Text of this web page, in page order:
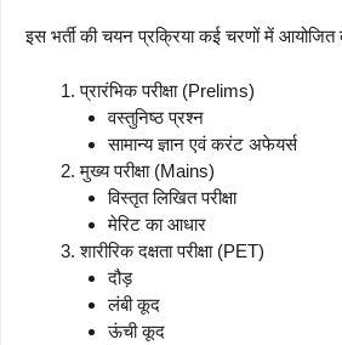
इस भर्ती की चयन प्रक्रिया कई चरणों में आयोजित
प्रारंभिक परीक्षा (Prelims)
वस्तुनिष्ठ प्रश्न
सामान्य ज्ञान एवं करंट अफेयर्स
मुख्य परीक्षा (Mains)
विस्तृत लिखित परीक्षा
मेरिट का आधार
शारीरिक दक्षता परीक्षा (PET)
दौड़
लंबी कूद
ऊंची कूद